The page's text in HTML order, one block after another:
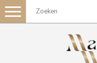
Toggle
navigation